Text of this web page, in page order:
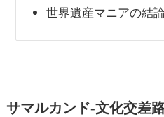
世界遺産マニアの結
サマルカンド‐文化交差